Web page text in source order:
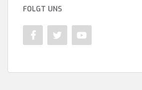
FOLGT UNS